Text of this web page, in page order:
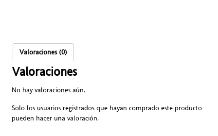
Valoraciones (0)
Valoraciones
No hay valoraciones aún.
Solo los usuarios registrados que hayan comprado este producto
pueden hacer una valoración.